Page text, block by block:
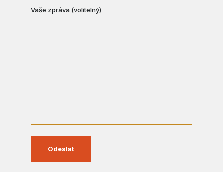
Vaše zpráva (volitelný)